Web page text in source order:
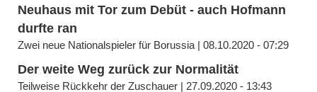
Neuhaus mit Tor zum Debüt - auch Hofmann
durfte ran
Zwei neue Nationalspieler für Borussia | 08.10.2020 - 07:29
Der weite Weg zurück zur Normalität
Teilweise Rückkehr der Zuschauer | 27.09.2020 - 13:43